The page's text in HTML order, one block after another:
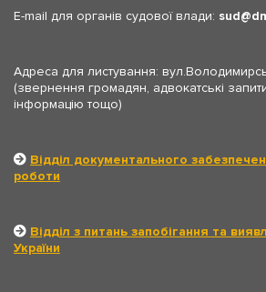
E-mail для органів судової влади: sud
Адреса для листування:
(звернення громадян, адвокатські
інформацію тощо)
Відділ документального
роботи
Відділ з питань запобігання та
України